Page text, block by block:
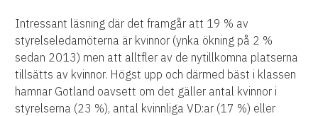
Intressant läsning där det framgår att 19 % av
styrelseledamöterna är kvinnor (ynka ökning på 2 %
sedan 2013) men att alltfler av de nytillkomna platserna
tillsätts av kvinnor. Högst upp och därmed bäst i klassen
hamnar Gotland oavsett om det gäller antal kvinnor i
styrelserna (23 %), antal kvinnliga VD:ar (17 %) eller